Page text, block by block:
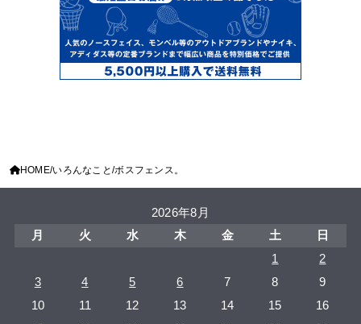
HOME いろんなこと ボスフェンス。
2026年8月
月
火 水 木 金 土
日
1
2
3
4 5 6 7 8
9
10
11 12 13 14 15
16